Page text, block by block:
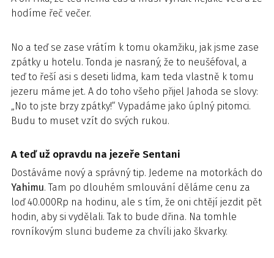
hodíme řeč večer.
No a teď se zase vrátím k tomu okamžiku, jak jsme zase
zpátky u hotelu. Tonda je nasraný, že to neušéfoval, a
teď to řeší asi s deseti lidma, kam teda vlastně k tomu
jezeru máme jet. A do toho všeho přijel Jahoda se slovy:
„No to jste brzy zpátky!“ Vypadáme jako úplný pitomci.
Budu to muset vzít do svých rukou.
A teď už opravdu na jezeře Sentani
Dostáváme nový a správný tip. Jedeme na motorkách do
Yahimu. Tam po dlouhém smlouvání děláme cenu za
loď 40.000Rp na hodinu, ale s tím, že oni chtějí jezdit pět
hodin, aby si vydělali. Tak to bude dřina. Na tomhle
rovníkovým slunci budeme za chvíli jako škvarky.